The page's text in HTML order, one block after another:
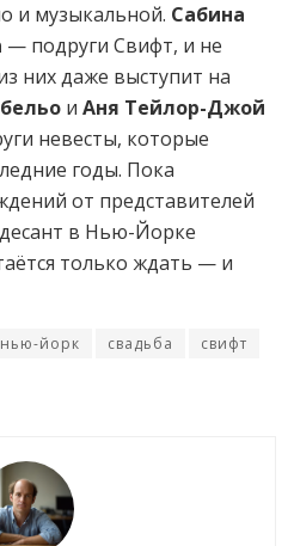
и музыкальной. Сабина
— подруги Свифт, и не
них даже выступит на
и Аня Тейлор-Джой
невесты, которые
годы. Пока
от представителей
в Нью-Йорке
только ждать — и
нью-йорк свадьба
свифт